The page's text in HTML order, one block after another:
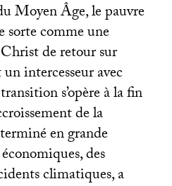
Moyen Âge, le pauvre
sorte comme une
de retour sur
intercesseur avec
s’opère à la fin
de la
en grande
des
climatiques, a